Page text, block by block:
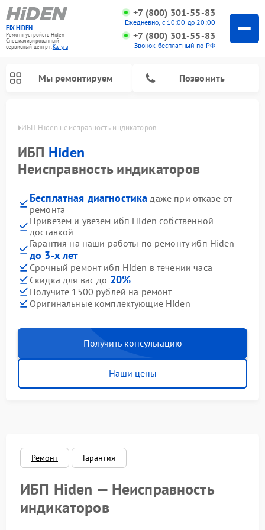
FIX-HIDEN
Ремонт устройств Hiden
Специализированный
cервисный центр г.Калуга
+7 (800) 301-55-83
Ежедневно, с 10:00 до 20:00
+7 (800) 301-55-83
Звонок бесплатный по РФ
Мы ремонтируем Позвонить
ИБП Hiden неисправность индикаторов
ИБП Hiden
Неисправность индикаторов
Бесплатная диагностика даже при отказе от
ремонта
Привезем и увезем ибп Hiden собственной
доставкой
Гарантия на наши работы по ремонту ибп Hiden
до 3-х лет
Срочный ремонт ибп Hiden в течении часа
Скидка для вас до 20%
Получите 1500 рублей на ремонт
Оригинальные комплектующие Hiden
Получить консультацию
Наши цены
Ремонт Гарантия
ИБП Hiden — Неисправность
индикаторов